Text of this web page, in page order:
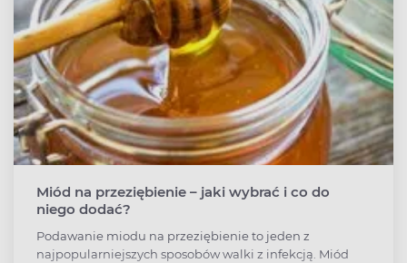
Miód na przeziębienie – jaki wybrać i co do
niego dodać?
Podawanie miodu na przeziębienie to jeden z
najpopularniejszych sposobów walki z infekcją. Miód